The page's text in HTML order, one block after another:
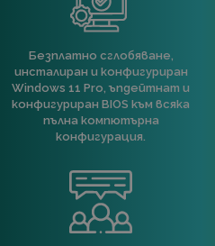
Безплатно сглобяване,
инсталиран и конфигуриран
Windows 11 Pro, ъпдейтнат и
конфигуриран BIOS към всяка
пълна компютърна
конфигурация.